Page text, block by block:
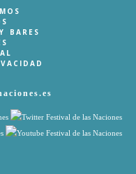
BARES